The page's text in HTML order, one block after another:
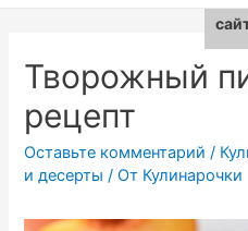
Творожный
рецепт
Оставьте комментарий /
и десерты / От Кулинарочки